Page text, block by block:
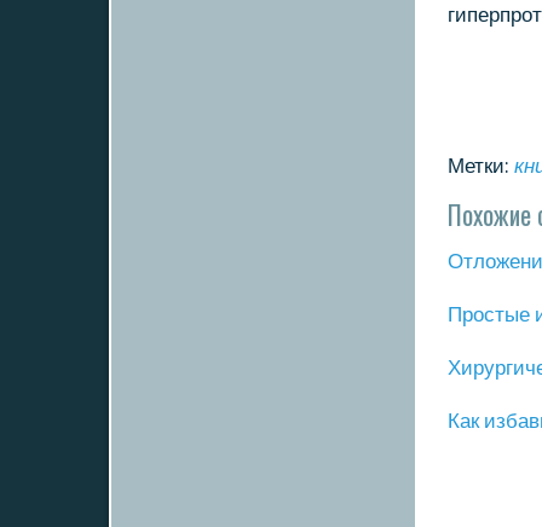
Метки:
Похожие
Прοстые
Как